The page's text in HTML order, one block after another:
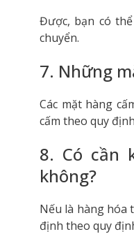
Được, bạn có
chuyển.
7. Những
Các mặt hàng
cấm theo quy
8. Có cần
không?
Nếu là hàng hóa
định theo quy